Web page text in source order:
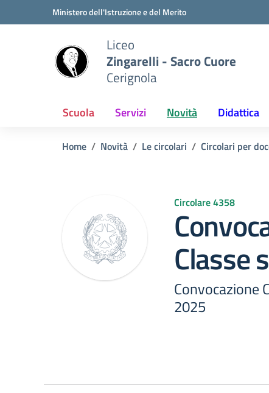
Vai ai contenuti
Vai al menu di navigazioneMinistero dell'Istruzione e del Merito
Liceo
Zingarelli - Sacro Cuore
Cerignola
Scuola Servizi Novità Didattica
Home Novità Le circolari Circolari per
Circolare 4358
Classe
Convocazione
2025